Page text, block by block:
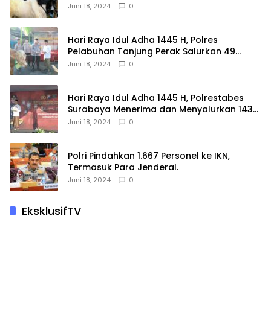
Juni 18, 2024 0
Hari Raya Idul Adha 1445 H, Polres
Pelabuhan Tanjung Perak Salurkan 49
Hewan Korban.
Juni 18, 2024 0
Hari Raya Idul Adha 1445 H, Polrestabes
Surabaya Menerima dan Menyalurkan 143
Hewan Kurban
Juni 18, 2024 0
Polri Pindahkan 1.667 Personel ke IKN,
Termasuk Para Jenderal.
Juni 18, 2024 0
EksklusifTV